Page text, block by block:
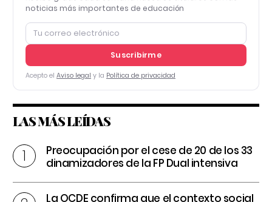
noticias más importantes de educación
Suscribirme
Acepto el Aviso legal y la Política de privacidad
LAS MÁS LEÍDAS
Preocupación por el cese de 20 de los 33
dinamizadores de la FP Dual intensiva
La OCDE confirma que el contexto social